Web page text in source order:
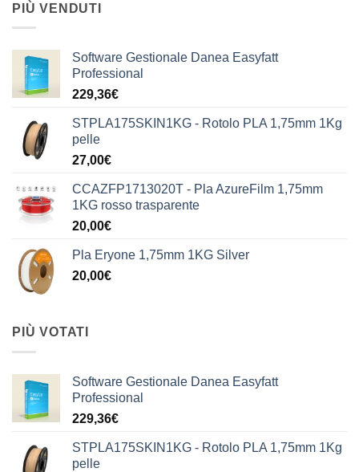
PIÙ VENDUTI
Software Gestionale Danea Easyfatt
Professional
229,36€
STPLA175SKIN1KG - Rotolo PLA 1,75mm 1Kg
pelle
27,00€
CCAZFP1713020T - Pla AzureFilm 1,75mm
1KG rosso trasparente
20,00€
Pla Eryone 1,75mm 1KG Silver
20,00€
PIÙ VOTATI
Software Gestionale Danea Easyfatt
Professional
229,36€
STPLA175SKIN1KG - Rotolo PLA 1,75mm 1Kg
pelle